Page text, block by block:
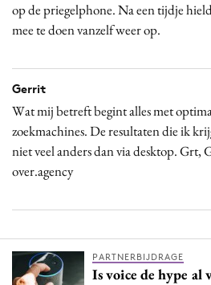
op de priegelphone. Na een tijdje
mee te doen vanzelf weer op.
Gerrit
Wat mij betreft begint alles met
zoekmachines. De resultaten die ik
niet veel anders dan via desktop.
over.agency
PARTNERBIJDRAGE
Is voice de hype al